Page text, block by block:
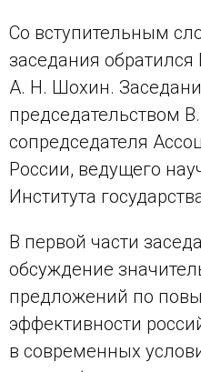
Со вступительным
заседания
А. Н. Шохин.
председательством
сопредседателя
России, ведущего
Института
В первой части
обсуждение
предложений по
эффективности
в современных